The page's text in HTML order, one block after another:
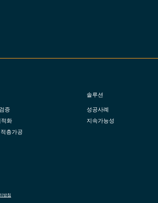
증
화
층가공
솔루션
성공사례
지속가능성
방침